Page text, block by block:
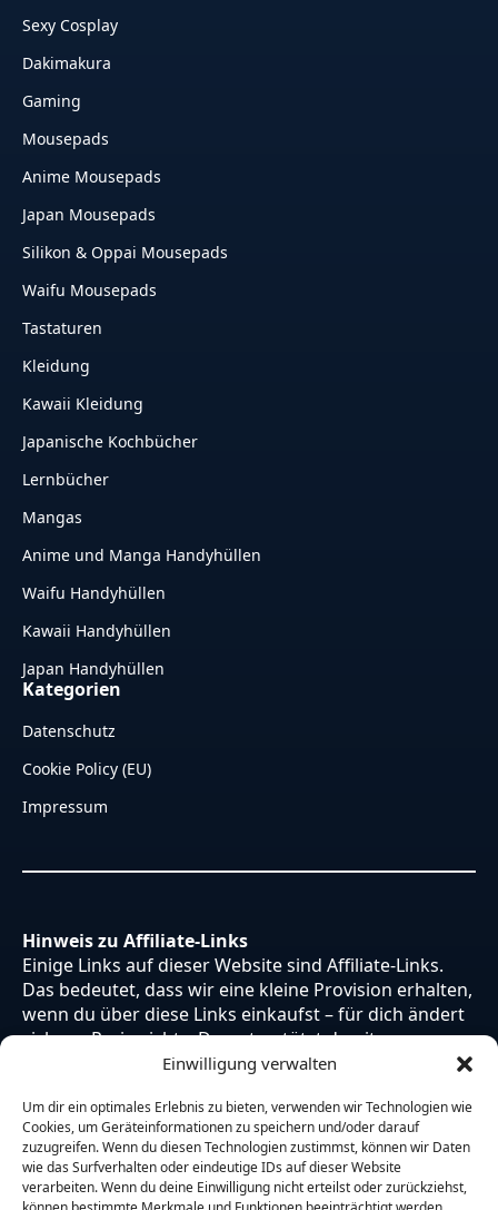
Einwilligung verwalten
Um dir ein optimales Erlebnis zu bieten, verwenden wir Technologien wie
Cookies, um Geräteinformationen zu speichern und/oder darauf
zuzugreifen. Wenn du diesen Technologien zustimmst, können wir Daten
wie das Surfverhalten oder eindeutige IDs auf dieser Website
verarbeiten. Wenn du deine Einwilligung nicht erteilst oder zurückziehst,
Sexy Cosplay
Dakimakura
Gaming
Mousepads
Anime Mousepads
Japan Mousepads
Silikon & Oppai Mousepads
Waifu Mousepads
Tastaturen
Kleidung
Kawaii Kleidung
Japanische Kochbücher
Lernbücher
Mangas
Anime und Manga Handyhüllen
Waifu Handyhüllen
Kawaii Handyhüllen
Japan Handyhüllen
Kategorien
Datenschutz
Cookie Policy (EU)
Impressum
Hinweis zu Affiliate-Links
Einige Links auf dieser Website sind Affiliate-Links.
Das bedeutet, dass wir eine kleine Provision erhalten,
wenn du über diese Links einkaufst – für dich ändert
sich am Preis nichts. Du unterstützt damit unsere
Arbeit. Vielen Dank dafür!